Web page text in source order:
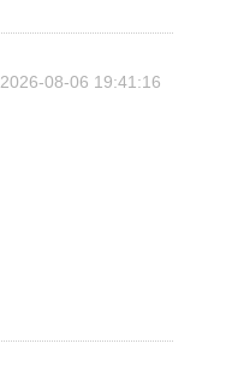
2026-08-06 19:41:16